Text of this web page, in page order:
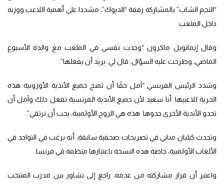
“النجم الشاب” بالمشاركة رفقة “الديوك”، مشددا على أهمية اللاعب ووزنه
داخل الملعب.
وقال إيمانويل ماكرون “وجدت نفسي في الملعب مع والده الأسبوع
الماضي، وطرحت عليه السؤال. قال لي: يريد أن يفعلها”.
وشدد الرئيس الفرنسي “آمل حقًا أن تمنح جميع الأندية الأوروبية هذه
الحرية للاعبيها. أنا سعيد لأن جميع الأندية الفرنسية تفعل ذلك وآمل أن
تحدو الأندية الأخرى حدوها. هذه هي الروح الأولمبية، يجب أن نرتقي”.
وتحدث كيليان مبابي في تصريحات صحفية سابقة، أنه يرغب في التواجد في
الألعاب الأولمبية، خاصة هذه النسخة باعتبارها منظمة في فرنسا.
واعتبر أن قرار مشاركته من عدمه، راجع إلى تشاور بين مدرب المنتخب